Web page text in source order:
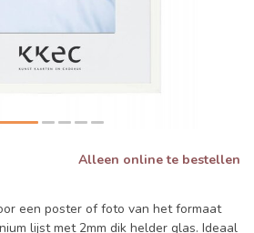
Alleen online te bestellen
een poster of foto van het formaat
lijst met 2mm dik helder glas. Ideaal